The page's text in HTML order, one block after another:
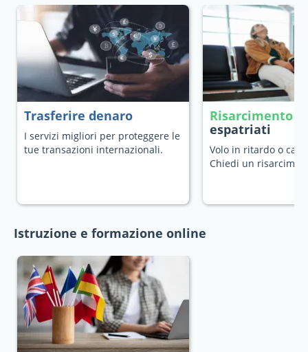
Trasferire denaro
I servizi migliori per proteggere le
tue transazioni internazionali.
Risarcimento
espatriati
Volo in ritardo o
Chiedi un
Istruzione e formazione online